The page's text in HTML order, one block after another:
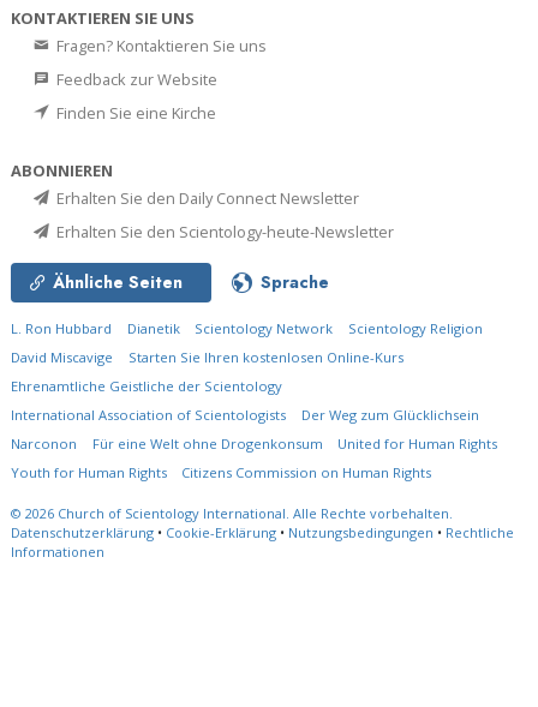
KONTAKTIEREN SIE UNS
Fragen? Kontaktieren Sie uns
Feedback zur Website
Finden Sie eine Kirche
ABONNIEREN
Erhalten Sie den Daily Connect Newsletter
Erhalten Sie den Scientology-heute-Newsletter
Ähnliche Seiten Sprache
L. Ron Hubbard Dianetik Scientology Network
Scientology Religion
David Miscavige
Starten Sie Ihren kostenlosen Online-Kurs
Ehrenamtliche Geistliche der Scientology
International Association of Scientologists
Der Weg zum Glücklichsein
Narconon
Für eine Welt ohne Drogenkonsum
United for Human Rights
Youth for Human Rights
Citizens Commission on Human Rights
© 2026 Church of Scientology International. Alle Rechte vorbehalten.
Datenschutzerklärung • Cookie-Erklärung • Nutzungsbedingungen • Rechtliche
Informationen